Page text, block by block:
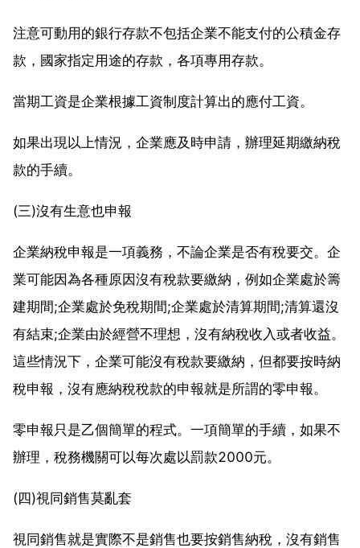
注意可動用的銀行存款不包括企業不能支付的公積金存
款，國家指定用途的存款，各項專用存款。
當期工資是企業根據工資制度計算出的應付工資。
如果出現以上情況，企業應及時申請，辦理延期繳納稅
款的手續。
(三)沒有生意也申報
企業納稅申報是一項義務，不論企業是否有稅要交。企
業可能因為各種原因沒有稅款要繳納，例如企業處於籌
建期間;企業處於免稅期間;企業處於清算期間;清算還沒
有結束;企業由於經營不理想，沒有納稅收入或者收益。
這些情況下，企業可能沒有稅款要繳納，但都要按時納
稅申報，沒有應納稅稅款的申報就是所謂的零申報。
零申報只是乙個簡單的程式。一項簡單的手續，如果不
辦理，稅務機關可以每次處以罰款2000元。
(四)視同銷售莫亂套
視同銷售就是實際不是銷售也要按銷售納稅，沒有銷售